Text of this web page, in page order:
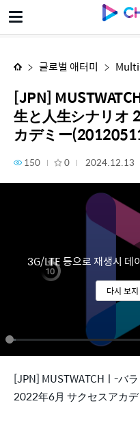
글로벌 애터미
[JPN]
生と人生シナリオ
カデミー
150 0 2024.12.13
3G/LTE 등으로 재생시 데
다시 보
[JPN] MUSTWATCHㅣ-バ
2022年6月 サクセスアカ